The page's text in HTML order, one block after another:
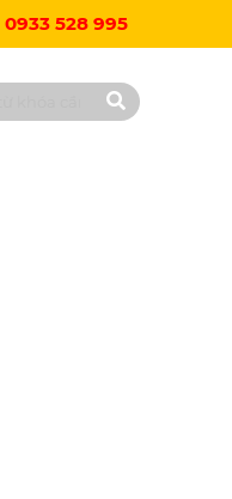
0933 528 995